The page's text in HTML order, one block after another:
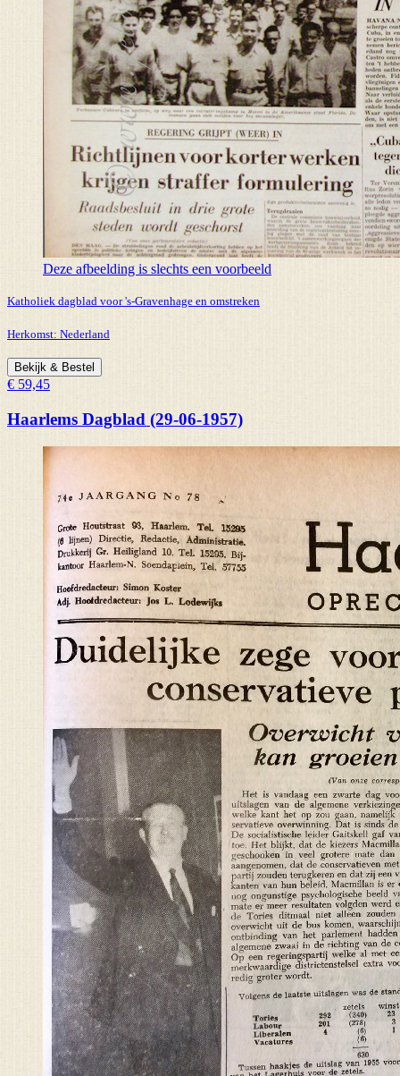
Deze afbeelding is slechts een voorbeeld
Katholiek dagblad voor 's-Gravenhage en omstreken
Herkomst: Nederland
Bekijk & Bestel
€ 59,45
Haarlems Dagblad (29-06-1957)